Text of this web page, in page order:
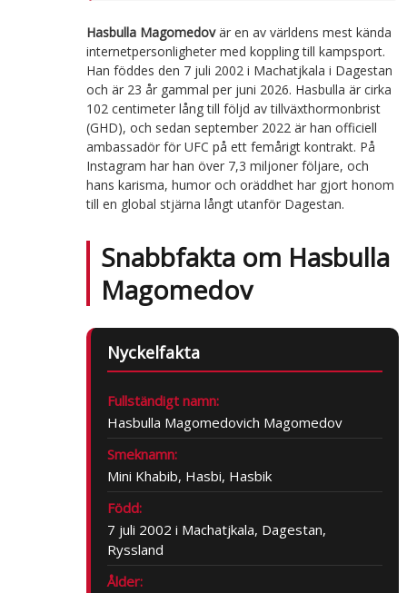
Hasbulla Magomedovär en av världens mest kända
internetpersonligheter med koppling till kampsport.
Han föddes den 7 juli 2002 i Machatjkala i Dagestan
och är 23 år gammal per juni 2026. Hasbulla är cirka
102 centimeter lång till följd av tillväxthormonbrist
(GHD), och sedan september 2022 är han officiell
ambassadör för UFC på ett femårigt kontrakt. På
Instagram har han över 7,3 miljoner följare, och
hans karisma, humor och oräddhet har gjort honom
till en global stjärna långt utanför Dagestan.
Snabbfakta om Hasbulla
Magomedov
Nyckelfakta
Fullständigt namn:
Hasbulla Magomedovich Magomedov
Smeknamn:
Mini Khabib, Hasbi, Hasbik
Född:
7 juli 2002 i Machatjkala, Dagestan,
Ryssland
Ålder: